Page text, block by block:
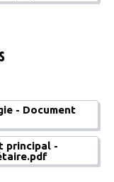
- Document
principal -